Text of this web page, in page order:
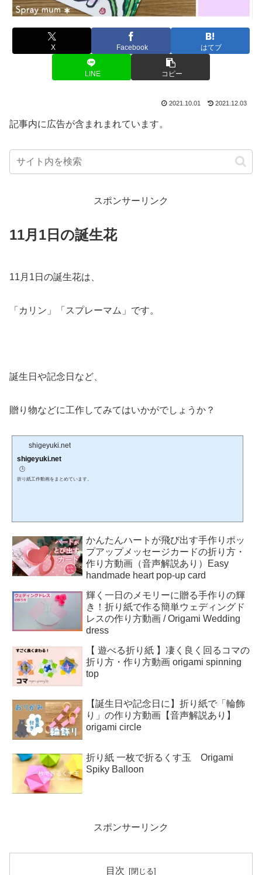
X Facebook はてブ
LINE コピー
2021.10.01 2021.12.03
記事内に広告が含まれまれています。
スポンサーリンク
11月1日の誕生花
11月1日の誕生花は、
「カリン」「スプレーマム」です。
誕生日や記念日など、
贈り物などに工作してみてはいかがでしょうか？
shigeyuki.net
shigeyuki.net
🕒️
折り紙工作動画をまとめています。
かんたんハートが飛び出す手作りポッ
プアップメッセージカードの折り方・
作り方動画（音声解説あり）Easy
handmade heart pop-up card
輝く一日のメモリーに贈る手作りの輝
き！折り紙で作る簡単ウェディングド
レスの作り方動画 / Origami Wedding
dress
【 遊べる折り紙 】凄く良く回るコマの
折り方・作り方動画 origami spinning
top
【誕生日や記念日に】折り紙で「輪飾
り」の作り方動画【音声解説あり】
origami circle
折り紙 一枚で折るくす玉 Origami
Spiky Balloon
スポンサーリンク
目次